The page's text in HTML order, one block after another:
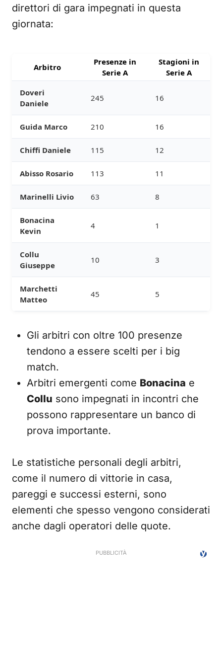
direttori di gara impegnati in questa
giornata:
Arbitro
Presenze in
Serie A
Stagioni in
Serie A
Doveri
Daniele
245 16
Guida Marco 210 16
Chiffi Daniele 115 12
Abisso Rosario 113 11
Marinelli Livio 63 8
Bonacina
Kevin
4 1
Collu
Giuseppe
10 3
Marchetti
Matteo
45 5
Gli arbitri con oltre 100 presenze
tendono a essere scelti per i big
match.
Arbitri emergenti come Bonacina e
Collu sono impegnati in incontri che
possono rappresentare un banco di
prova importante.
Le statistiche personali degli arbitri,
come il numero di vittorie in casa,
pareggi e successi esterni, sono
elementi che spesso vengono considerati
anche dagli operatori delle quote.